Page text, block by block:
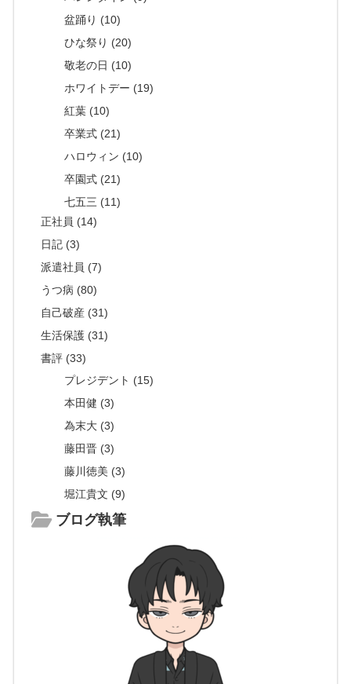
盆踊り (10)
ひな祭り (20)
敬老の日 (10)
ホワイトデー (19)
紅葉 (10)
卒業式 (21)
ハロウィン (10)
卒園式 (21)
七五三 (11)
正社員 (14)
日記 (3)
派遣社員 (7)
うつ病 (80)
自己破産 (31)
生活保護 (31)
書評 (33)
プレジデント (15)
本田健 (3)
為末大 (3)
藤田晋 (3)
藤川徳美 (3)
堀江貴文 (9)
ブログ執筆